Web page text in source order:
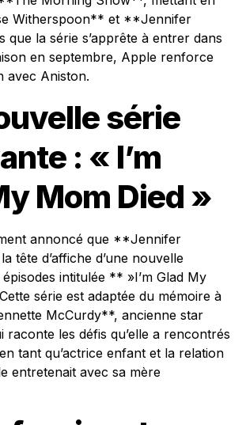
Witherspoon** et **Jennifer
que la série s’apprête à entrer dans
en septembre, Apple renforce
avec Aniston.
série
: « I’m
Mom Died »
annoncé que **Jennifer
tête d’affiche d’une nouvelle
intitulée ** »I’m Glad My
série est adaptée du mémoire à
McCurdy**, ancienne star
raconte les défis qu’elle a rencontrés
tant qu’actrice enfant et la relation
entretenait avec sa mère